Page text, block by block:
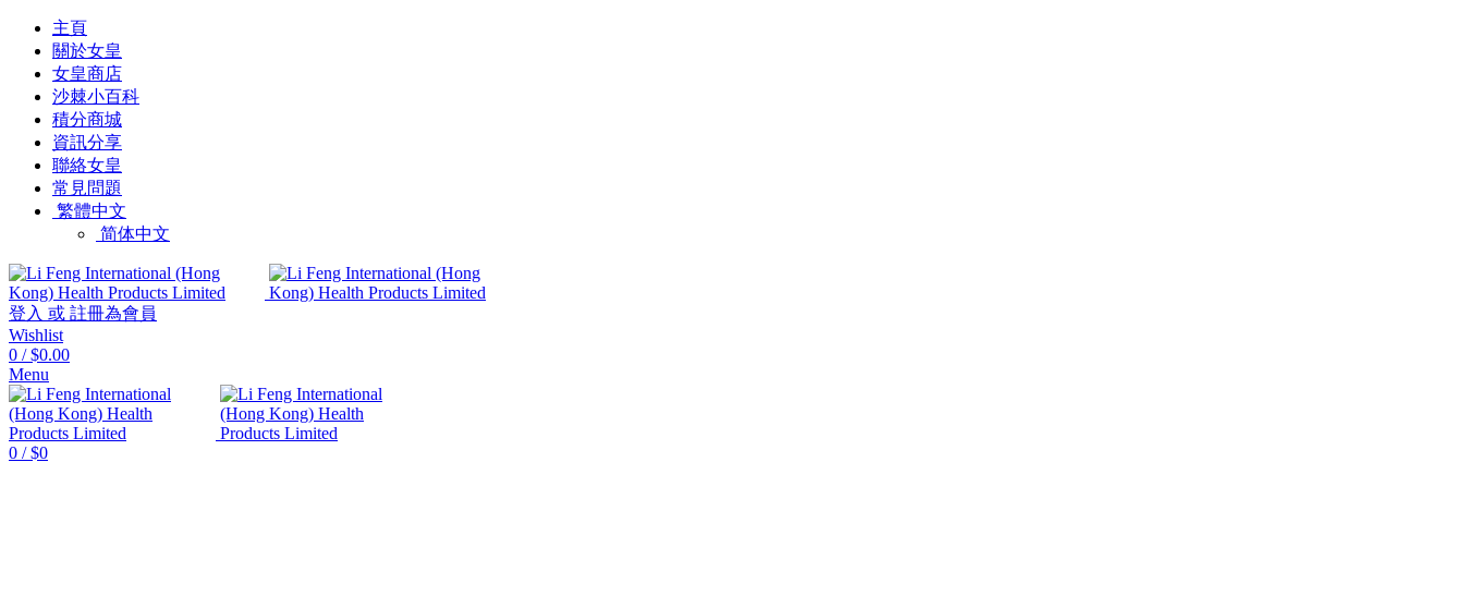
主頁
關於女皇
女皇商店
沙棘小百科
積分商城
資訊分享
聯絡女皇
常見問題
繁體中文
简体中文
登入 或 註冊為會員
Wishlist
0 / $0.00
Menu
0 / $0